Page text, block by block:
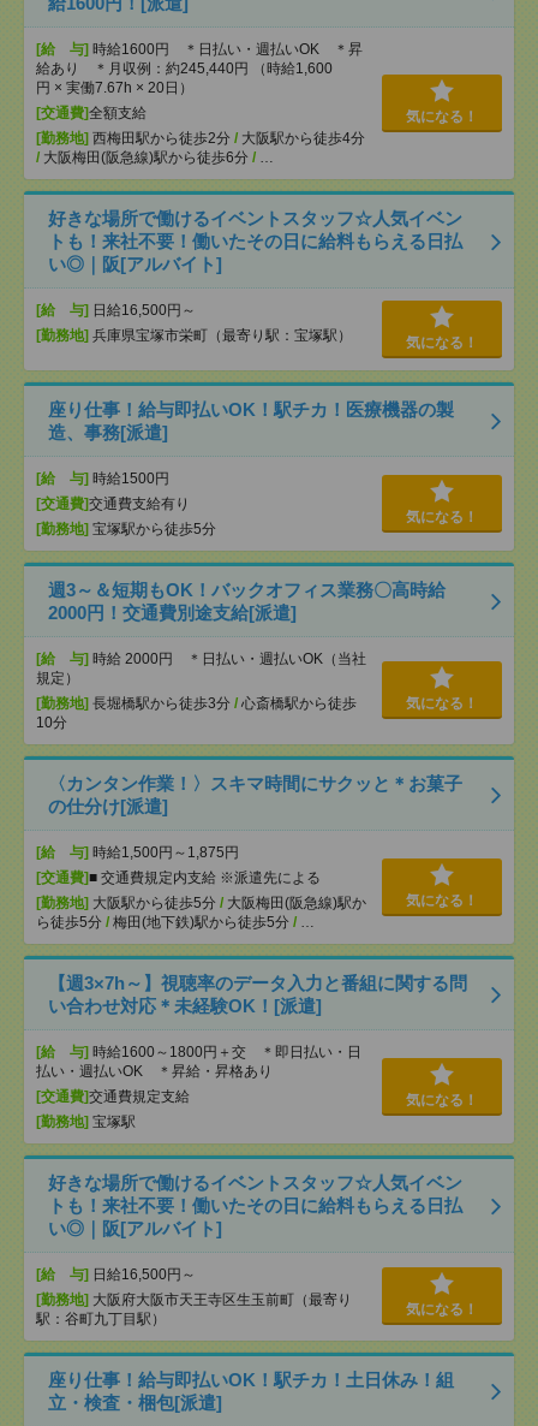
[給 与] 時給1600円 ＊日払い・週払いOK ＊昇
給あり ＊月収例：約245,440円 （時給1,600
円 × 実働7.67h × 20日）
[交通費]全額支給
[勤務地] 西梅田駅から徒歩2分 / 大阪駅から徒歩4分
/ 大阪梅田(阪急線)駅から徒歩6分 / …
気になる！
好きな場所で働けるイベントスタッフ☆人気イベン
トも！来社不要！働いたその日に給料もらえる日払
い◎｜阪[アルバイト]
[給 与] 日給16,500円～
[勤務地] 兵庫県宝塚市栄町（最寄り駅：宝塚駅） 気になる！
座り仕事！給与即払いOK！駅チカ！医療機器の製
造、事務[派遣]
[給 与] 時給1500円
[交通費]交通費支給有り
[勤務地] 宝塚駅から徒歩5分
気になる！
週3～＆短期もOK！バックオフィス業務〇高時給
2000円！交通費別途支給[派遣]
[給 与] 時給 2000円 ＊日払い・週払いOK（当社
規定）
[勤務地] 長堀橋駅から徒歩3分 / 心斎橋駅から徒歩
10分
気になる！
〈カンタン作業！〉スキマ時間にサクッと＊お菓子
の仕分け[派遣]
[給 与] 時給1,500円～1,875円
[交通費]■ 交通費規定内支給 ※派遣先による
[勤務地] 大阪駅から徒歩5分 / 大阪梅田(阪急線)駅か
ら徒歩5分 / 梅田(地下鉄)駅から徒歩5分 / …
気になる！
【週3×7h～】視聴率のデータ入力と番組に関する問
い合わせ対応＊未経験OK！[派遣]
[給 与] 時給1600～1800円＋交 ＊即日払い・日
払い・週払いOK ＊昇給・昇格あり
[交通費]交通費規定支給
[勤務地] 宝塚駅
気になる！
好きな場所で働けるイベントスタッフ☆人気イベン
トも！来社不要！働いたその日に給料もらえる日払
い◎｜阪[アルバイト]
[給 与] 日給16,500円～
[勤務地] 大阪府大阪市天王寺区生玉前町（最寄り
駅：谷町九丁目駅）
気になる！
座り仕事！給与即払いOK！駅チカ！土日休み！組
立・検査・梱包[派遣]